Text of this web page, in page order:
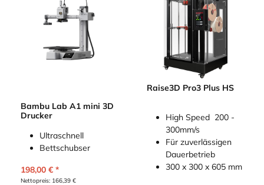
Bambu Lab A1 mini 3D
Drucker
Ultraschnell
Bettschubser
198,00 €
Nettopreis: 166,39 €
Raise3D Pro3 Plus HS
High Speed 200 -
300mm/s
Für zuverlässigen
Dauerbetrieb
300 x 300 x 605 mm